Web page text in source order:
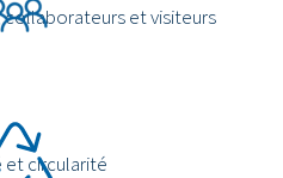
et visiteurs
et circularité